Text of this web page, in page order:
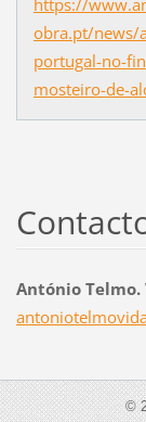
obra.pt/news/
portugal-no-
mosteiro-de-
António Telmo.
antoniot
©